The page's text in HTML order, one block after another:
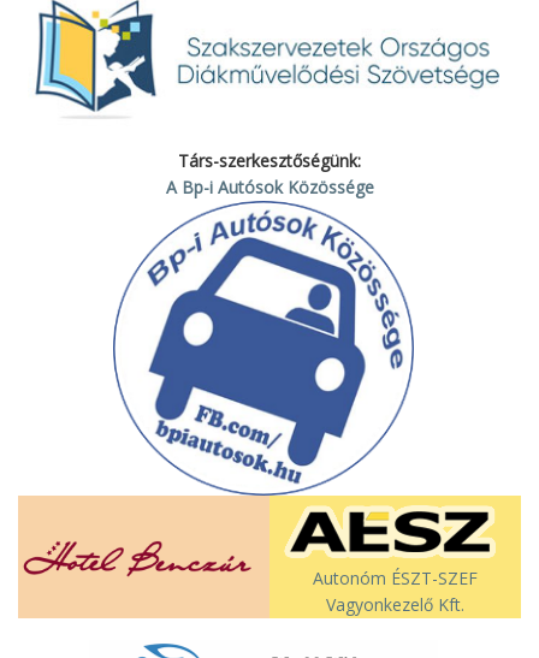
Társ-szerkesztőségünk:
A Bp-i Autósok Közössége
Autonóm ÉSZT-SZEF
Vagyonkezelő Kft.